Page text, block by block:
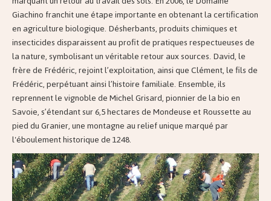
Giachino franchit une étape importante en obtenant la certification
en agriculture biologique. Désherbants, produits chimiques et
insecticides disparaissent au profit de pratiques respectueuses de
la nature, symbolisant un véritable retour aux sources. David, le
frère de Frédéric, rejoint l’exploitation, ainsi que Clément, le fils de
Frédéric, perpétuant ainsi l’histoire familiale. Ensemble, ils
reprennent le vignoble de Michel Grisard, pionnier de la bio en
Savoie, s’étendant sur 6,5 hectares de Mondeuse et Roussette au
pied du Granier, une montagne au relief unique marqué par
l'éboulement historique de 1248.